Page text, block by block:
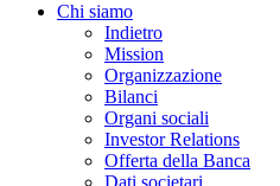
Chi siamo
Indietro
Mission
Organizzazione
Bilanci
Organi sociali
Investor Relations
Offerta della Banca
Dati societari